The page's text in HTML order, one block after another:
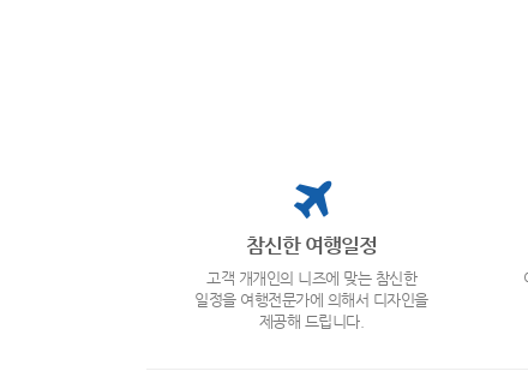
참신한 여행일정
고객 개개인의 니즈에 맞는 참신한
일정을 여행전문가에 의해서 디자인을
제공해 드립니다.